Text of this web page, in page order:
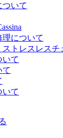
ついて
について
トレスレスチ
いて
て
いて